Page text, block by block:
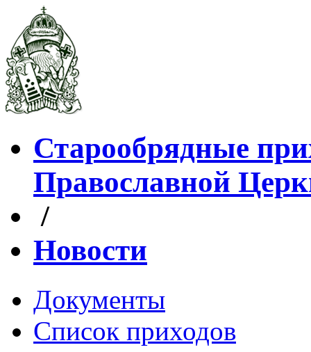
Старообрядные
Православной
/
Новости
Документы
Список приходов